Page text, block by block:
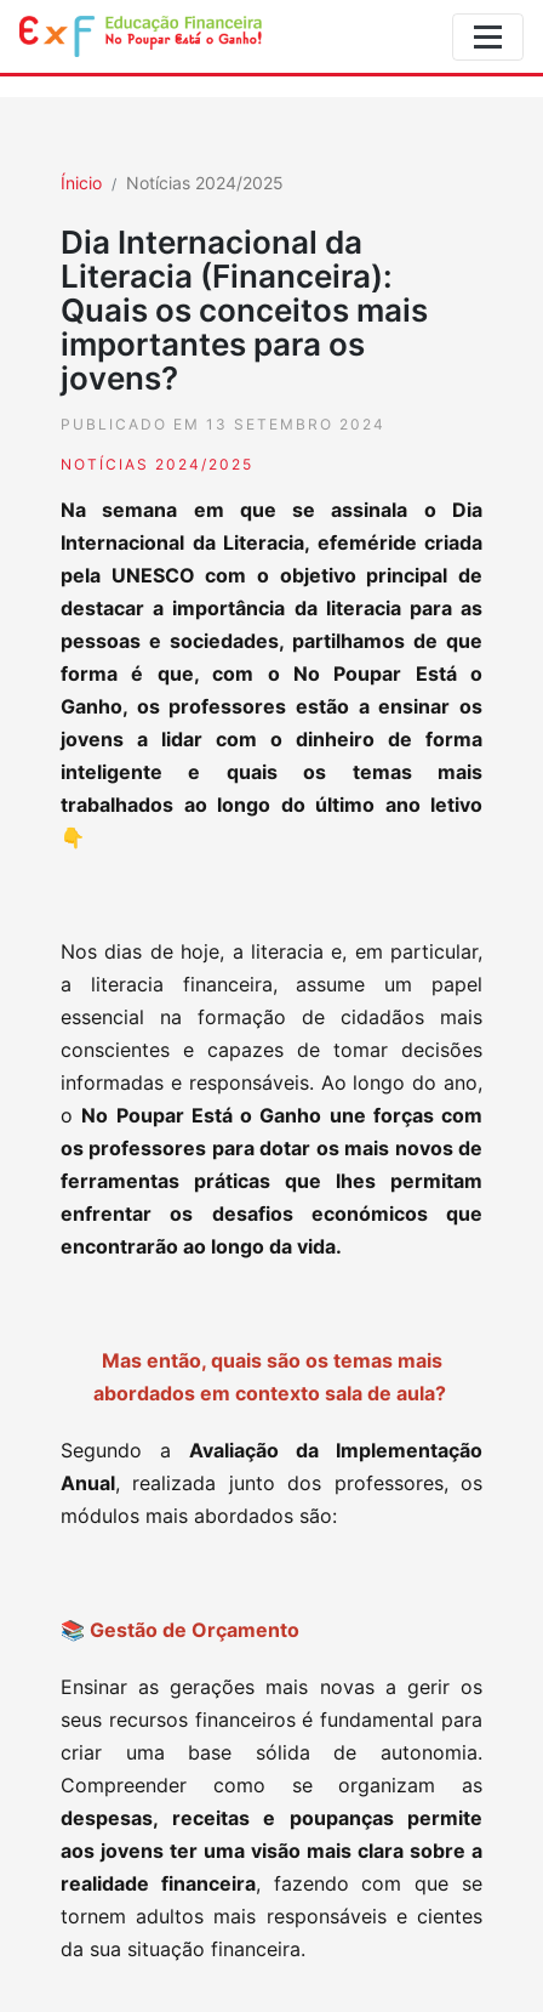
Ínicio Notícias 2024/2025
Dia Internacional da
Literacia (Financeira):
Quais os conceitos mais
importantes para os
jovens?
PUBLICADO EM 13 SETEMBRO 2024
NOTÍCIAS 2024/2025
Na semana em que se assinala o Dia
Internacional da Literacia, efeméride criada
pela UNESCO com o objetivo principal de
destacar a importância da literacia para as
pessoas e sociedades, partilhamos de que
forma é que, com o No Poupar Está o
Ganho, os professores estão a ensinar os
jovens a lidar com o dinheiro de forma
inteligente e quais os temas mais
trabalhados ao longo do último ano letivo
👇
Nos dias de hoje, a literacia e, em particular,
a literacia financeira, assume um papel
essencial na formação de cidadãos mais
conscientes e capazes de tomar decisões
informadas e responsáveis. Ao longo do ano,
o No Poupar Está o Ganho une forças com
os professores para dotar os mais novos de
ferramentas práticas que lhes permitam
enfrentar os desafios económicos que
encontrarão ao longo da vida.
Mas então, quais são os temas mais
abordados em contexto sala de aula?
Segundo a Avaliação da Implementação
Anual, realizada junto dos professores, os
módulos mais abordados são:
📚 Gestão de Orçamento
Ensinar as gerações mais novas a gerir os
seus recursos financeiros é fundamental para
criar uma base sólida de autonomia.
Compreender como se organizam as
despesas, receitas e poupanças permite
aos jovens ter uma visão mais clara sobre a
realidade financeira, fazendo com que se
tornem adultos mais responsáveis e cientes
da sua situação financeira.